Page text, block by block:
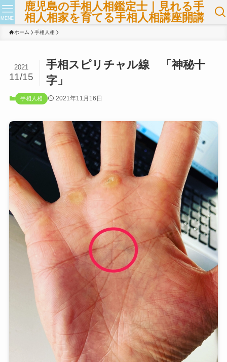
鹿児島の手相人相鑑定士｜見れる手
相人相家を育てる手相人相講座開講
MENE
ホーム 手相人相
手相スピリチャル線 「神秘十
字」
2021
11/15
手相人相 2021年11月16日